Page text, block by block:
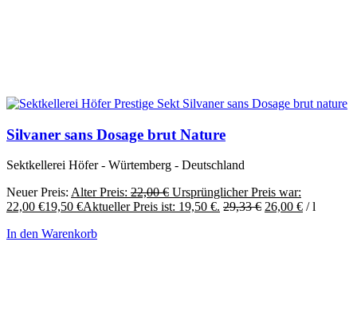
Silvaner sans Dosage brut Nature
Sektkellerei Höfer - Würtemberg - Deutschland
Neuer Preis: Alter Preis: 22,00€ Ursprünglicher Preis war:
22,00 €19,50 €Aktueller Preis ist: 19,50 €. 29,33€ 26,00 € /l
In den Warenkorb